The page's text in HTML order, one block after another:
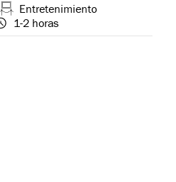
Entretenimiento
1-2 horas